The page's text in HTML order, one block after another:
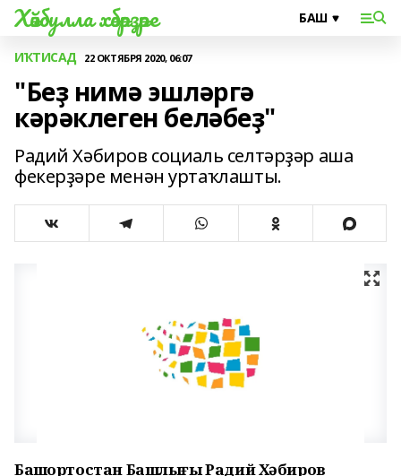
Хәйбулла хәбәрҙәре
ИҠТИСАД 22 ОКТЯБРЯ 2020, 06:07
"Беҙ нимә эшләргә
кәрәклеген беләбеҙ"
Радий Хәбиров социаль селтәрҙәр аша
фекерҙәре менән уртаҡлашты.
Башҡортостан Башлығы Радий Хәбиров